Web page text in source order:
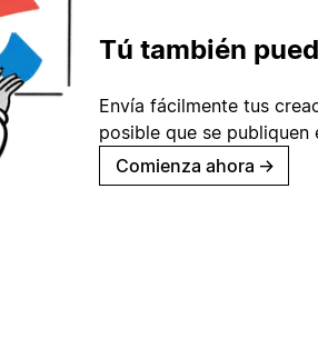
Tú también
Envía fácilmente tus
posible que se
Comienza ahora →